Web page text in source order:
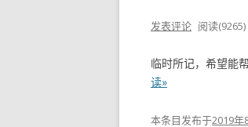
发表评论 阅读(9265)
临时所记，希望能
读»
本条目发布于2019年